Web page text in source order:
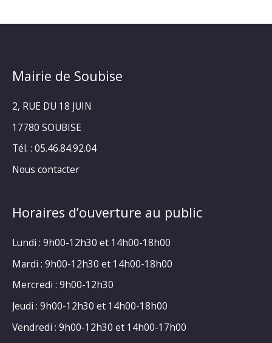
Mairie de Soubise
2, RUE DU 18 JUIN
17780 SOUBISE
Tél. : 05.46.84.92.04
Nous contacter
Horaires d’ouverture au public
Lundi : 9h00-12h30 et 14h00-18h00
Mardi : 9h00-12h30 et 14h00-18h00
Mercredi : 9h00-12h30
Jeudi : 9h00-12h30 et 14h00-18h00
Vendredi : 9h00-12h30 et 14h00-17h00